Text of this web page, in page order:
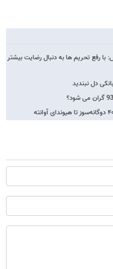
سال 93/ نعمت بخش: با رفع تحریم ها به دنبال رضایت بیشتر
دل نبندید